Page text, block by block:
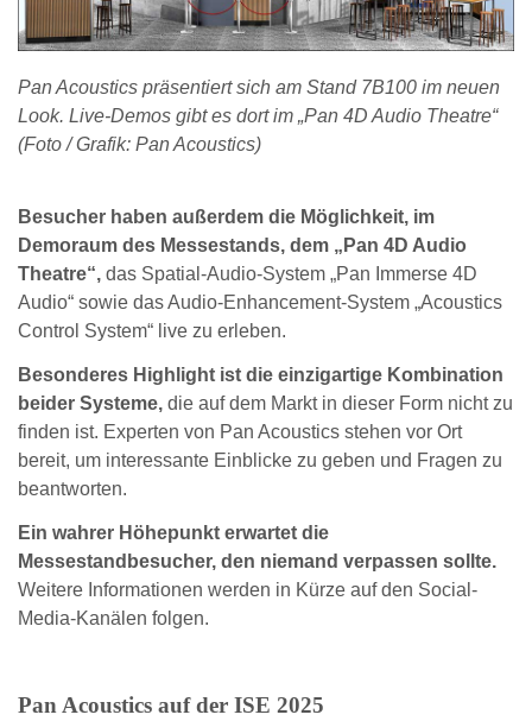
Pan Acoustics präsentiert sich am Stand 7B100 im neuen
Look. Live-Demos gibt es dort im „Pan 4D Audio Theatre“
(Foto / Grafik: Pan Acoustics)
Besucher haben außerdem die Möglichkeit, im
Demoraum des Messestands, dem „Pan 4D Audio
Theatre“, das Spatial-Audio-System „Pan Immerse 4D
Audio“ sowie das Audio-Enhancement-System „Acoustics
Control System“ live zu erleben.
Besonderes Highlight ist die einzigartige Kombination
beider Systeme, die auf dem Markt in dieser Form nicht zu
finden ist. Experten von Pan Acoustics stehen vor Ort
bereit, um interessante Einblicke zu geben und Fragen zu
beantworten.
Ein wahrer Höhepunkt erwartet die
Messestandbesucher, den niemand verpassen sollte.
Weitere Informationen werden in Kürze auf den Social-
Media-Kanälen folgen.
Pan Acoustics auf der ISE 2025